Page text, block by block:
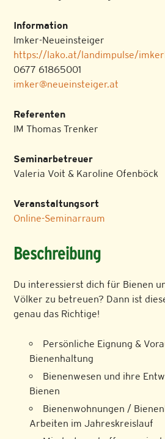
Information
Imker-Neueinsteiger
https://lako.at/landimpulse/
0677 61865001
imker@neueinsteiger.at
Referenten
IM Thomas Trenker
Seminarbetreuer
Valeria Voit & Karoline Ofenböck
Veranstaltungsort
Online-Seminarraum
Beschreibung
Du interessierst dich für Bienen
Völker zu betreuen? Dann ist
genau das Richtige!
Persönliche Eignung &
Bienenhaltung
Bienenwesen und ihre
Bienen
Bienenwohnungen /
Arbeiten im Jahreskreislauf